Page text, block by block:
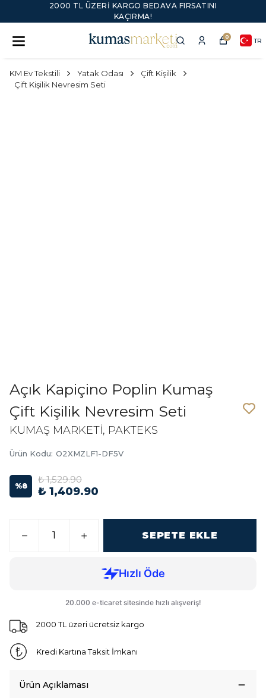
2000 TL ÜZERI KARGO BEDAVA FIRSATINI
KAÇIRMA!
0 TR
KM Ev Tekstili Yatak Odası
Çift Kişilik
Çift Kişilik Nevresim Seti
Açık Kapiçino Poplin Kumaş
Çift Kişilik Nevresim Seti
KUMAŞ MARKETİ, PAKTEKS
Ürün Kodu: O2XMZLF1-DF5V
%8
₺ 1,529.90
₺ 1,409.90
SEPETE EKLE
2000 TL üzeri ücretsiz kargo
Kredi Kartına Taksit İmkanı
Ürün Açıklaması